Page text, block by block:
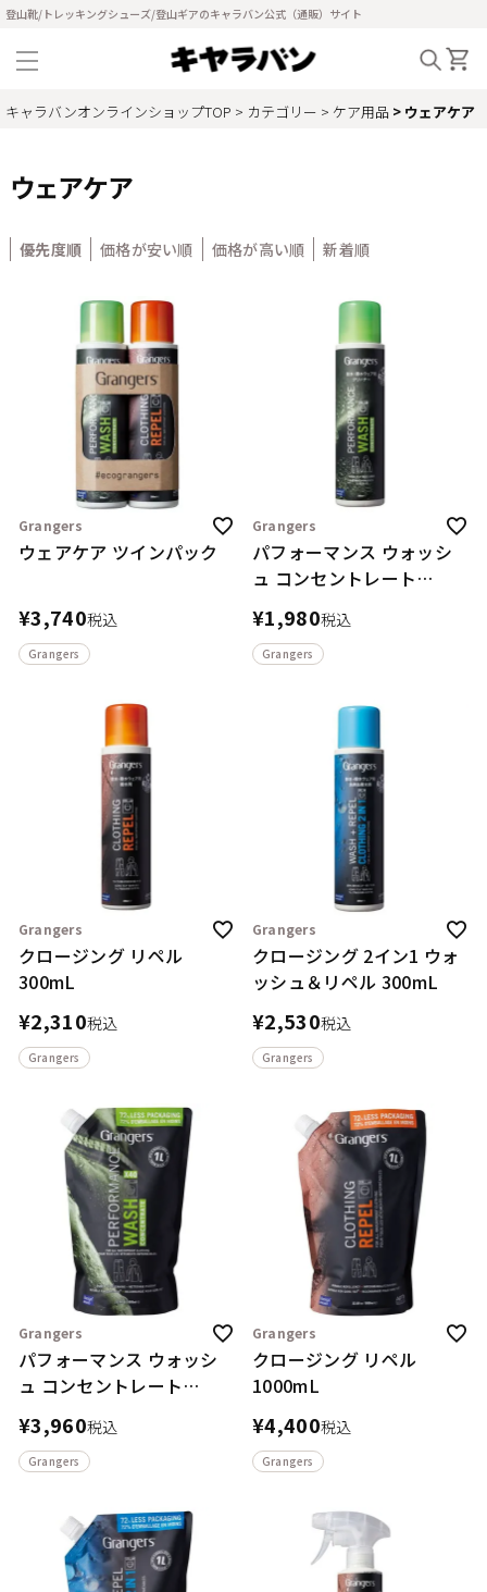
登山靴/トレッキングシューズ/登山ギアのキャラバン公式（通販）サイト
キャラバンオンラインショップTOP カテゴリー ケア用品 ウェアケア
ウェアケア
優先度順 価格が安い順 価格が高い順 新着順
Grangers
ウェアケア ツインパック
¥3,740税込
Grangers
Grangers
パフォーマンス ウォッシ
ュ コンセントレート
¥1,980税込
Grangers
Grangers
クロージング リペル
300mL
¥2,310税込
Grangers
Grangers
クロージング 2イン1 ウォ
ッシュ＆リペル 300mL
¥2,530税込
Grangers
Grangers
パフォーマンス ウォッシ
ュ コンセントレート
¥3,960税込
Grangers
Grangers
クロージング リペル
1000mL
¥4,400税込
Grangers